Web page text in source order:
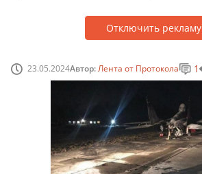
Отключить рекламу
23.05.2024Автор:Лента от Протокола 1